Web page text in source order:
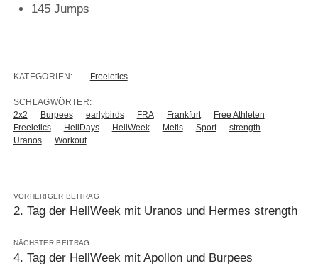
145 Jumps
KATEGORIEN: Freeletics
SCHLAGWÖRTER:
2x2
Burpees earlybirds FRA Frankfurt
Free Athleten
Freeletics
HellDays HellWeek Metis Sport
strength
Uranos
Workout
VORHERIGER BEITRAG
2. Tag der HellWeek mit Uranos und Hermes strength
NÄCHSTER BEITRAG
4. Tag der HellWeek mit Apollon und Burpees